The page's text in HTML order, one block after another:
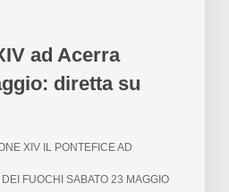
ad Acerra
diretta su
XIV IL PONTEFICE AD
FUOCHI SABATO 23 MAGGIO